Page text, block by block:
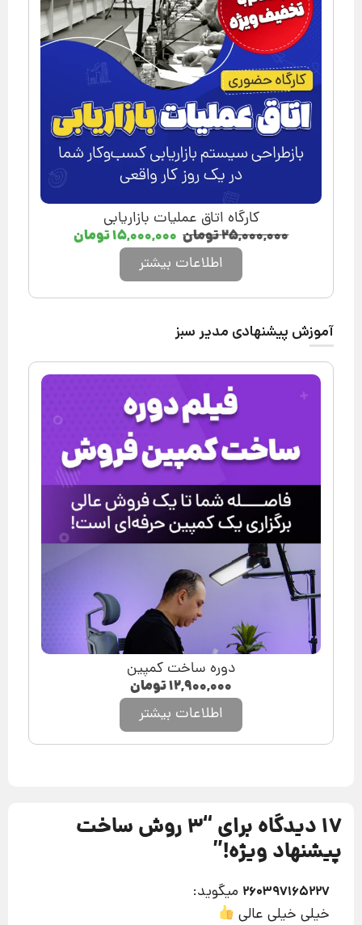
کارگاه اتاق عملیات بازاریابی
۲۵,۰۰۰,۰۰۰تومان ۱۵,۰۰۰,۰۰۰تومان
اطلاعات بیشتر
آموزش پیشنهادی مدیر سبز
دوره ساخت کمپین
۱۲,۹۰۰,۰۰۰تومان
اطلاعات بیشتر
17 دیدگاه برای “ 3 روش ساخت
پیشنهاد ویژه!”
260397165227 میگوید:
خیلی خیلی عالی